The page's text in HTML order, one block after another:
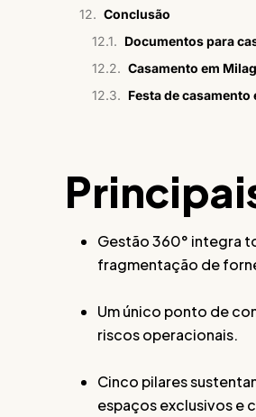
Conclusão
Documentos para
Casamento em
Festa de
Gestão 360° integra
fragmentação de
Um único ponto de
riscos operacionais.
Cinco pilares
espaços exclusivos e